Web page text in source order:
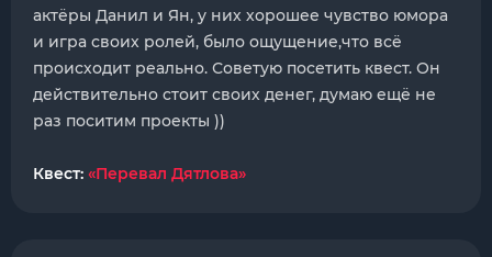
актëры Данил и Ян, у них хорошее чувство юмора
и игра своих ролей, было ощущение,что всë
происходит реально. Советую посетить квест. Он
действительно стоит своих денег, думаю ещё не
раз поситим проекты ))
Квест: «Перевал Дятлова»